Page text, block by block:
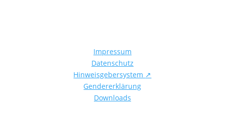
Impressum
Datenschutz
Hinweisgebersystem ↗
Gendererklärung
Downloads